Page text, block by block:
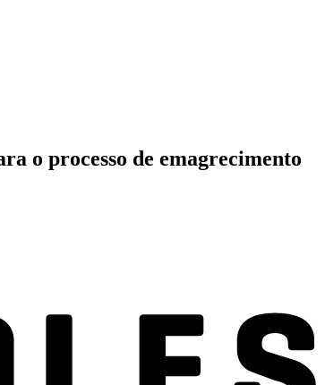
o processo de emagrecimento